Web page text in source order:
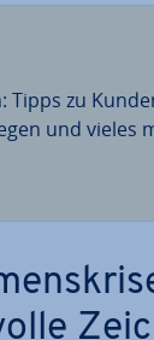
Tipps zu
und vieles